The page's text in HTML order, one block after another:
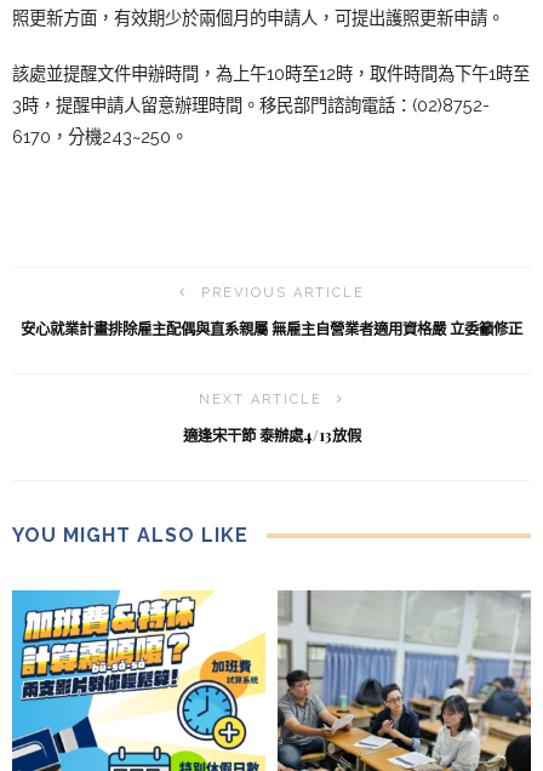
照更新方面，有效期少於兩個月的申請人，可提出護照更新申請。
該處並提醒文件申辦時間，為上午10時至12時，取件時間為下午1時至
3時，提醒申請人留意辦理時間。移民部門諮詢電話：(02)8752-
6170，分機243~250。
PREVIOUS ARTICLE
安心就業計畫排除雇主配偶與直系親屬 無雇主自營業者適用資格嚴 立委籲修正
NEXT ARTICLE
適逢宋干節 泰辦處4/13放假
YOU MIGHT ALSO LIKE